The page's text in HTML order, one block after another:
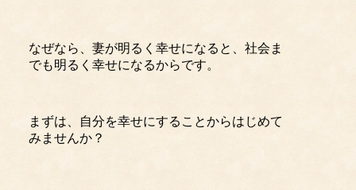
なぜなら、妻が明るく幸せになると、社会ま
でも明るく幸せになるからです。
まずは、自分を幸せにすることからはじめて
みませんか？